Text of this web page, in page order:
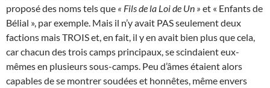
proposé des noms tels que « Fils de la Loi de Un » et « Enfants de
Bélial », par exemple. Mais il n’y avait PAS seulement deux
factions mais TROIS et, en fait, il y en avait bien plus que cela,
car chacun des trois camps principaux, se scindaient eux-
mêmes en plusieurs sous-camps. Peu d’âmes étaient alors
capables de se montrer soudées et honnêtes, même envers